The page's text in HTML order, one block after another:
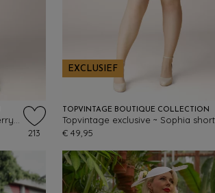
213
EXCLUSIEF
TOPVINTAGE BOUTIQUE COLLECTION
€ 49,95